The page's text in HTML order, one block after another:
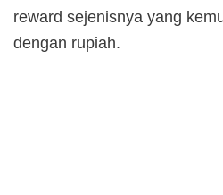
reward sejenisnya yang
dengan rupiah.